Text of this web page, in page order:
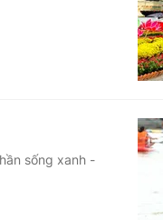
tuyếnsống xanh -